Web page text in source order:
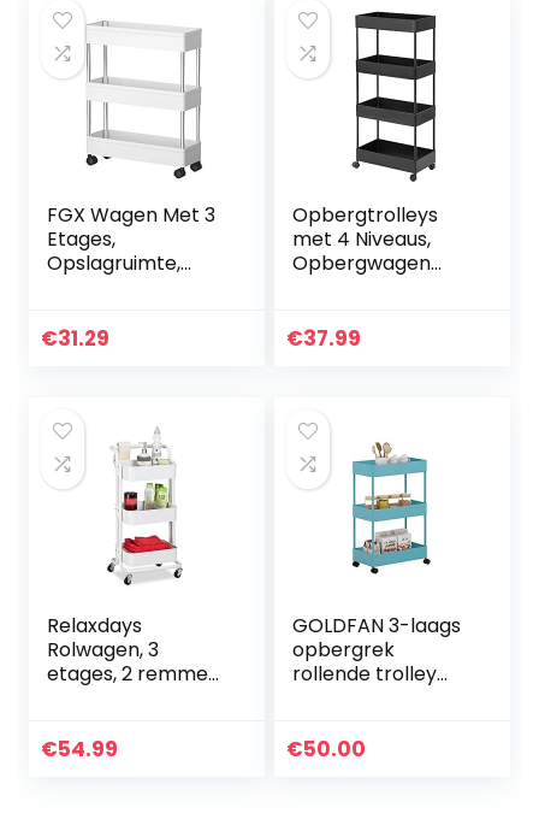
FGX Wagen Met 3
Etages,
Opslagruimte,
Afneembaar,
€31.29
Opbergtrolleys
met 4 Niveaus,
Opbergwagen
keuken en kantoor
€37.99
Relaxdays
Rolwagen, 3
etages, 2 remmen,
badkamer,
€54.99
GOLDFAN 3-laags
opbergrek
rollende trolley
afsluitbare wielen
€50.00